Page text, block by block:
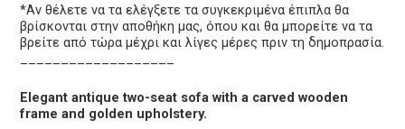
*Αν θέλετε να τα ελέγξετε τα συγκεκριμένα έπιπλα θα
βρίσκονται στην αποθήκη μας, όπου και θα μπορείτε να τα
βρείτε από τώρα μέχρι και λίγες μέρες πριν τη δημοπρασία.
Elegant antique two-seat sofa with a carved wooden
frame and golden upholstery.